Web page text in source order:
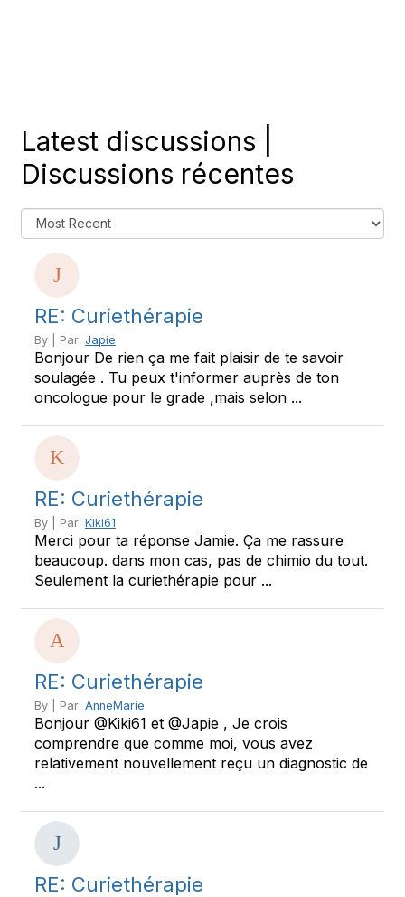
Latest discussions |
Discussions récentes
RE: Curiethérapie
By | Par: Japie
Bonjour De rien ça me fait plaisir de te savoir
soulagée . Tu peux t'informer auprès de ton
oncologue pour le grade ,mais selon ...
RE: Curiethérapie
By | Par: Kiki61
Merci pour ta réponse Jamie. Ça me rassure
beaucoup. dans mon cas, pas de chimio du tout.
Seulement la curiethérapie pour ...
RE: Curiethérapie
By | Par: AnneMarie
Bonjour @Kiki61 et @Japie , Je crois
comprendre que comme moi, vous avez
relativement nouvellement reçu un diagnostic de
...
RE: Curiethérapie